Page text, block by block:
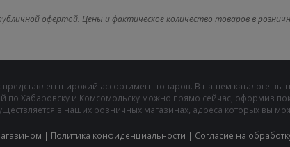
офертой. Цены и фактическое количество товаров в
широкий ассортимент товаров. В нашем каталоге
по Хабаровску и Комсомольску можно прямо сейчас, оформив
в наших розничных магазинах, адреса которых вы
| Политика конфиденциальности | Cогласие на